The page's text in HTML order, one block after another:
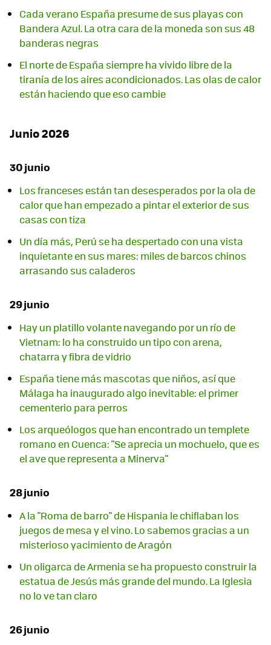
Cada verano España presume de sus playas con
Bandera Azul. La otra cara de la moneda son sus 48
banderas negras
El norte de España siempre ha vivido libre de la
tiranía de los aires acondicionados. Las olas de calor
están haciendo que eso cambie
Junio 2026
30 junio
Los franceses están tan desesperados por la ola de
calor que han empezado a pintar el exterior de sus
casas con tiza
Un día más, Perú se ha despertado con una vista
inquietante en sus mares: miles de barcos chinos
arrasando sus caladeros
29 junio
Hay un platillo volante navegando por un río de
Vietnam: lo ha construido un tipo con arena,
chatarra y fibra de vidrio
España tiene más mascotas que niños, así que
Málaga ha inaugurado algo inevitable: el primer
cementerio para perros
Los arqueólogos que han encontrado un templete
romano en Cuenca: "Se aprecia un mochuelo, que es
el ave que representa a Minerva"
28 junio
A la "Roma de barro" de Hispania le chiflaban los
juegos de mesa y el vino. Lo sabemos gracias a un
misterioso yacimiento de Aragón
Un oligarca de Armenia se ha propuesto construir la
estatua de Jesús más grande del mundo. La Iglesia
no lo ve tan claro
26 junio